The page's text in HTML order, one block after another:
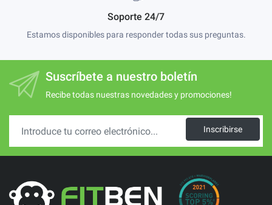
Soporte 24/7
Estamos disponibles para responder todas sus preguntas.
Suscríbete a nuestro boletín
Recibe todas nuestras novedades y promociones!
Inscribirse